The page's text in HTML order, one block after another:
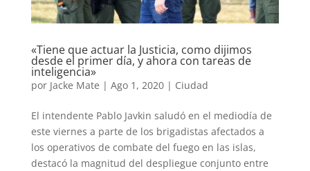
«Tiene que actuar la Justicia, como dijimos
desde el primer día, y ahora con tareas de
inteligencia»
por Jacke Mate | Ago 1, 2020| Ciudad
El intendente Pablo Javkin saludó en el mediodía de
este viernes a parte de los brigadistas afectados a
los operativos de combate del fuego en las islas,
destacó la magnitud del despliegue conjunto entre